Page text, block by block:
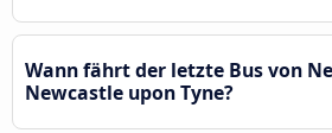
Wann fährt der letzte Bus von
Newcastle upon Tyne?